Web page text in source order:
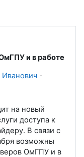
и в работе
-
на новый
доступа к
В связи с
возможны
ОмГПУ и в